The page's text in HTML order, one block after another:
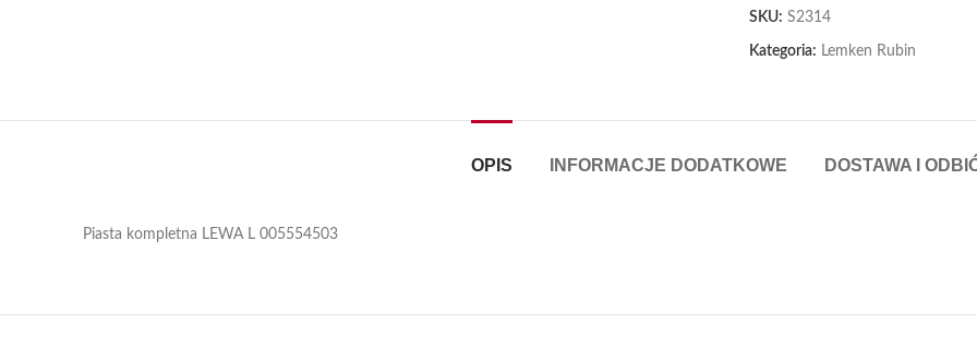
SKU: S2314
Kategoria: Lemken Rubin
OPIS INFORMACJE DODATKOWE DOSTAWA I
Piasta kompletna LEWA L 005554503